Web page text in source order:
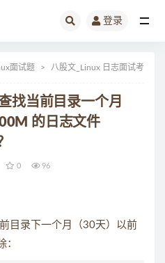
登录
面试题 八股文_Linux 日志面试考题
找当前目录一个月
的日志文件
0 96
目录下一个月（30天）以前
：